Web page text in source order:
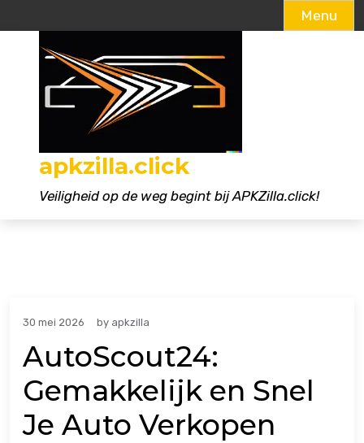
Menu
apkzilla.click
Veiligheid op de weg begint bij APKZilla.click!
30 mei 2026 by apkzilla
AutoScout24:
Gemakkelijk en Snel
Je Auto Verkopen